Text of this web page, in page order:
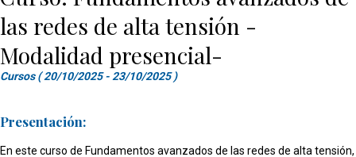
las redes de alta tensión -
Modalidad presencial-
Cursos ( 20/10/2025 - 23/10/2025 )
Presentación:
En este curso de Fundamentos avanzados de las redes de alta tensión,